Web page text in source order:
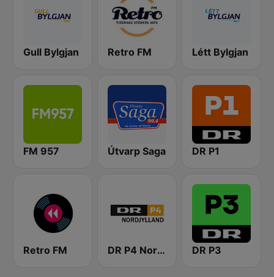
Gull Bylgjan Retro FM Létt Bylgjan
FM 957 Útvarp Saga DR P1
Retro FM DR P4 Nordjylland DR P3